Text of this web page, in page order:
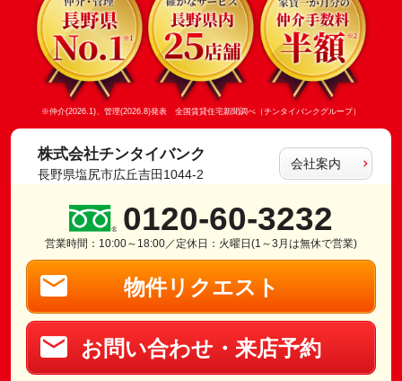
※仲介(2026.1)、管理(2026.8)発表 全国賃貸住宅新聞調べ（チンタイバンクグループ）
株式会社チンタイバンク
長野県塩尻市広丘吉田1044-2
会社案内
0120-60-3232
営業時間：10:00～18:00／定休日：火曜日(1～3月は無休で営業)
物件リクエスト
お問い合わせ・来店予約